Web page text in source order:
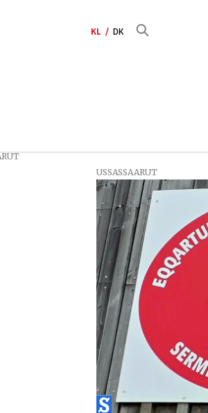
KL DK
USSASSAARUT